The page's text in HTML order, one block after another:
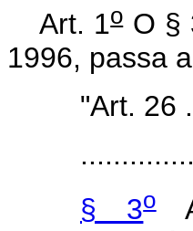
Art. 1oO §
1996, passa
"Art. 26
§ 3oA